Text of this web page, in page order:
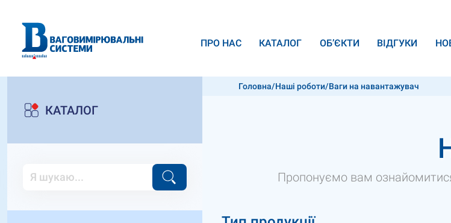
ПРО НАС КАТАЛОГ ОБ’ЄКТИ ВІДГУКИ
КАТАЛОГ
Головна/Наші роботи/Ваги на навантажувач
Пропонуємо вам